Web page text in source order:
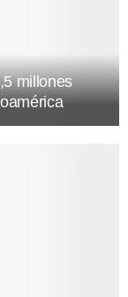
millones